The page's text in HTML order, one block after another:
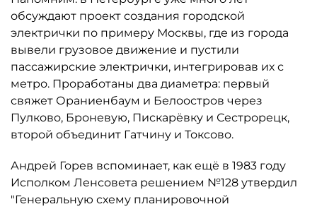
обсуждают проект создания городской
электрички по примеру Москвы, где из города
вывели грузовое движение и пустили
пассажирские электрички, интегрировав их с
метро. Проработаны два диаметра: первый
свяжет Ораниенбаум и Белоостров через
Пулково, Броневую, Пискарёвку и Сестрорецк,
второй объединит Гатчину и Токсово.
Андрей Горев вспоминает, как ещё в 1983 году
Исполком Ленсовета решением №128 утвердил
"Генеральную схему планировочной